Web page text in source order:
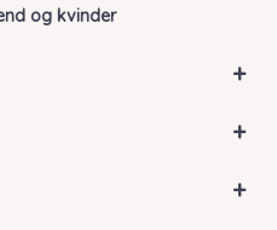
og kvinder
+
+
+